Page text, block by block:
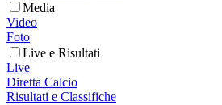
Media
Video
Foto
Live e Risultati
Live
Diretta Calcio
Risultati e Classifiche